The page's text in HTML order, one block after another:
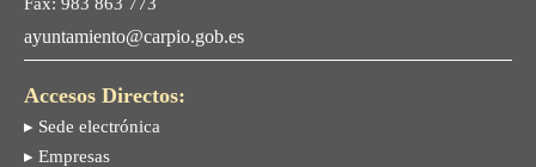
ayuntamiento@carpio.gob.es
Accesos Directos:
▸ Sede electrónica
▸ Empresas